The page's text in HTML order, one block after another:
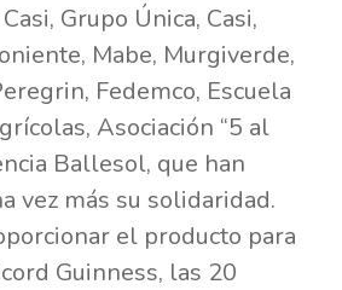
Grupo Única, Casi,
Mabe, Murgiverde,
Fedemco, Escuela
Asociación “5 al
Ballesol, que han
vez más su solidaridad.
el producto para
Guinness, las 20